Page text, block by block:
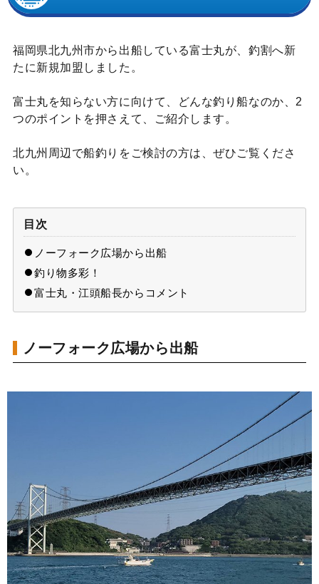
福岡県北九州市から出船している富士丸が、釣割へ新
たに新規加盟しました。
富士丸を知らない方に向けて、どんな釣り船なのか、2
つのポイントを押さえて、ご紹介します。
北九州周辺で船釣りをご検討の方は、ぜひご覧くださ
い。
目次
ノーフォーク広場から出船
釣り物多彩！
富士丸・江頭船長からコメント
ノーフォーク広場から出船